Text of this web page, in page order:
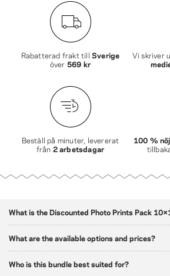
Rabatterad frakt till Sverige
över 569 kr
Vi skriver
Beställ på minuter, levererat
från 2 arbetsdagar
100 %
What is the Discounted Photo Prints Pack
What are the available options and prices?
Who is this bundle best suited for?